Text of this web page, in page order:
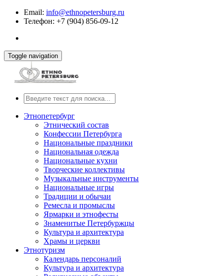
Email: info@ethnopetersburg.ru
Телефон: +7 (904) 856-09-12
Toggle navigation
Этнопетербург
Этнический состав
Конфессии Петербурга
Национальные праздники
Национальная одежда
Национальные кухни
Творческие коллективы
Музыкальные инструменты
Национальные игры
Традиции и обычаи
Ремесла и промыслы
Ярмарки и этнофесты
Знаменитые Петербуржцы
Культура и архитектура
Храмы и церкви
Этнотуризм
Календарь персоналий
Культура и архитектура